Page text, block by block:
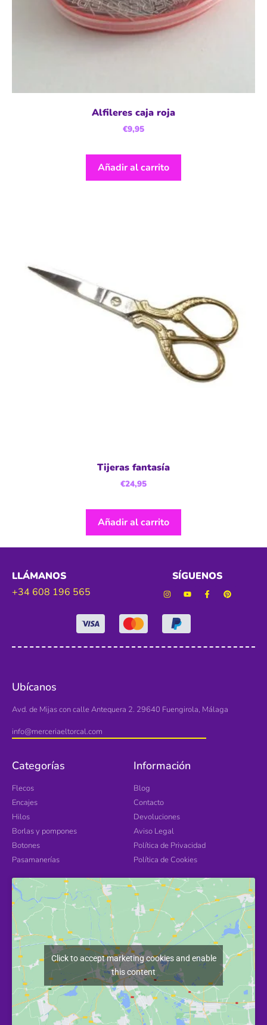
Alfileres caja roja
€9,95
Añadir al carrito
Tijeras fantasía
€24,95
Añadir al carrito
LLÁMANOS
+34 608 196 565
SÍGUENOS
Ubícanos
Avd. de Mijas con calle Antequera 2. 29640 Fuengirola, Málaga
info@merceriaeltorcal.com
Categorías
Flecos
Encajes
Hilos
Borlas y pompones
Botones
Pasamanerías
Información
Blog
Contacto
Devoluciones
Aviso Legal
Política de Privacidad
Política de Cookies
Click to accept marketing cookies and enable
this content